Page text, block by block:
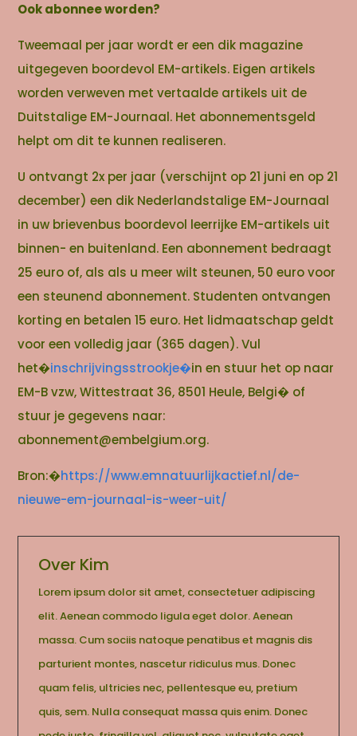
Ook abonnee worden?
Tweemaal per jaar wordt er een dik magazine
uitgegeven boordevol EM-artikels. Eigen artikels
worden verweven met vertaalde artikels uit de
Duitstalige EM-Journaal. Het abonnementsgeld
helpt om dit te kunnen realiseren.
U ontvangt 2x per jaar (verschijnt op 21 juni en op 21
december) een dik Nederlandstalige EM-Journaal
in uw brievenbus boordevol leerrijke EM-artikels uit
binnen- en buitenland. Een abonnement bedraagt
25 euro of, als als u meer wilt steunen, 50 euro voor
een steunend abonnement. Studenten ontvangen
korting en betalen 15 euro. Het lidmaatschap geldt
voor een volledig jaar (365 dagen). Vul
het�inschrijvingsstrookje�in en stuur het op naar
EM-B vzw, Wittestraat 36, 8501 Heule, Belgi� of
stuur je gegevens naar:
abonnement@embelgium.org.
Bron:�https://www.emnatuurlijkactief.nl/de-
nieuwe-em-journaal-is-weer-uit/
Over Kim
Lorem ipsum dolor sit amet, consectetuer adipiscing
elit. Aenean commodo ligula eget dolor. Aenean
massa. Cum sociis natoque penatibus et magnis dis
parturient montes, nascetur ridiculus mus. Donec
quam felis, ultricies nec, pellentesque eu, pretium
quis, sem. Nulla consequat massa quis enim. Donec